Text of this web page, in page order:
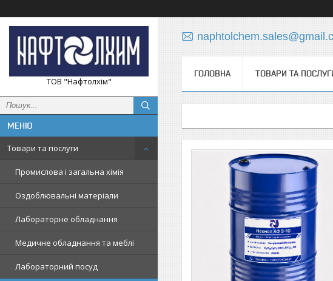
ТОВ "Нафтолхім"
Товари та послуги
Промислова і загальна хімія
Оздоблювальні матеріали
Лабораторне обладнання
Медичне обладнання та меблі
Лабораторний посуд
ГОЛОВНА ТОВАРИ ТА